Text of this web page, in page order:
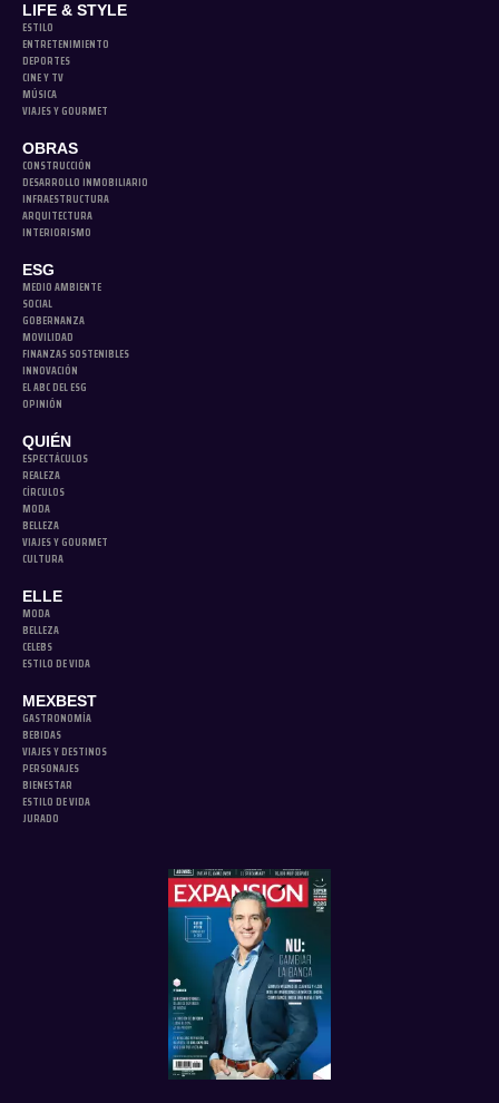
LIFE & STYLE
ESTILO
ENTRETENIMIENTO
DEPORTES
CINE Y TV
MÚSICA
VIAJES Y GOURMET
OBRAS
CONSTRUCCIÓN
DESARROLLO INMOBILIARIO
INFRAESTRUCTURA
ARQUITECTURA
INTERIORISMO
ESG
MEDIO AMBIENTE
SOCIAL
GOBERNANZA
MOVILIDAD
FINANZAS SOSTENIBLES
INNOVACIÓN
EL ABC DEL ESG
OPINIÓN
QUIÉN
ESPECTÁCULOS
REALEZA
CÍRCULOS
MODA
BELLEZA
VIAJES Y GOURMET
CULTURA
ELLE
MODA
BELLEZA
CELEBS
ESTILO DE VIDA
MEXBEST
GASTRONOMÍA
BEBIDAS
VIAJES Y DESTINOS
PERSONAJES
BIENESTAR
ESTILO DE VIDA
JURADO